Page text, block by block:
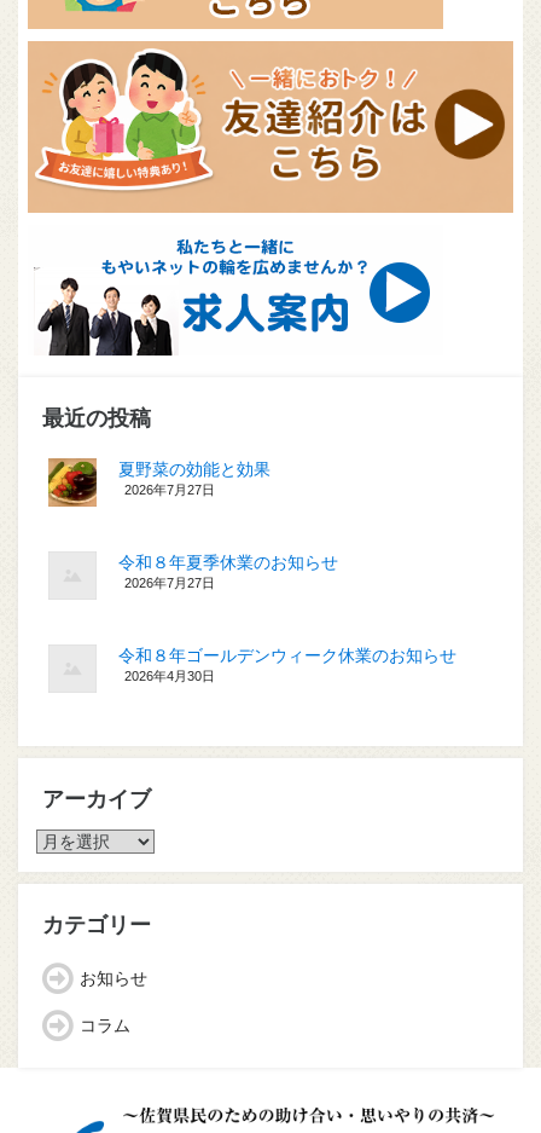
最近の投稿
夏野菜の効能と効果
2026年7月27日
令和８年夏季休業のお知らせ
2026年7月27日
令和８年ゴールデンウィーク休業のお知らせ
2026年4月30日
アーカイブ
ア
カ
ブ
カテゴリー
お知らせ
コラム